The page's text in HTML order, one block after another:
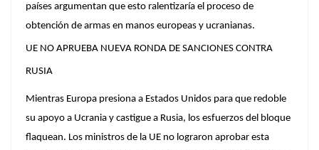
países argumentan que esto ralentizaría el proceso de
obtención de armas en manos europeas y ucranianas.
UE NO APRUEBA NUEVA RONDA DE SANCIONES CONTRA
RUSIA
Mientras Europa presiona a Estados Unidos para que redoble
su apoyo a Ucrania y castigue a Rusia, los esfuerzos del bloque
flaquean. Los ministros de la UE no lograron aprobar esta